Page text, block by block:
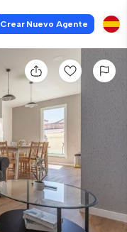
Crear Nuevo Agente